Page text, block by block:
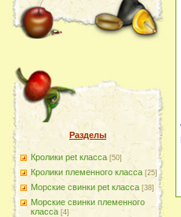
Разделы
Кролики pet класса [50]
Кролики племенного класса [25]
Морские свинки pet класса [38]
Морские свинки племенного
класса [4]